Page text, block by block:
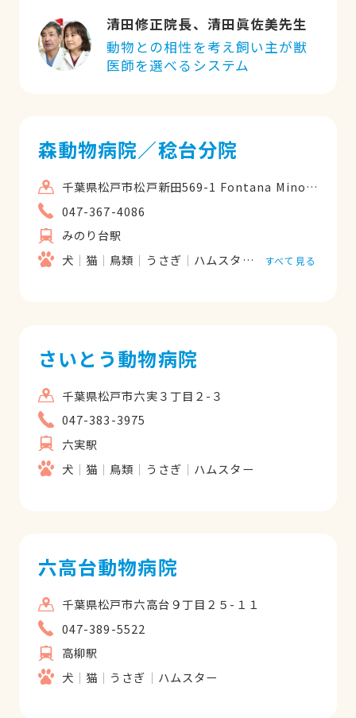
清田修正院長、清田眞佐美先生
動物との相性を考え飼い主が獣
医師を選べるシステム
森動物病院／稔台分院
千葉県松戸市松戸新田569-1 Fontana Minoridai 102号室
047-367-4086
みのり台駅
犬
猫 鳥類 うさぎ ハムスター フェレット
すべて見る
さいとう動物病院
千葉県松戸市六実３丁目２-３
047-383-3975
六実駅
犬
猫 鳥類 うさぎ ハムスター
六高台動物病院
千葉県松戸市六高台９丁目２５-１１
047-389-5522
高柳駅
犬
猫 うさぎ ハムスター